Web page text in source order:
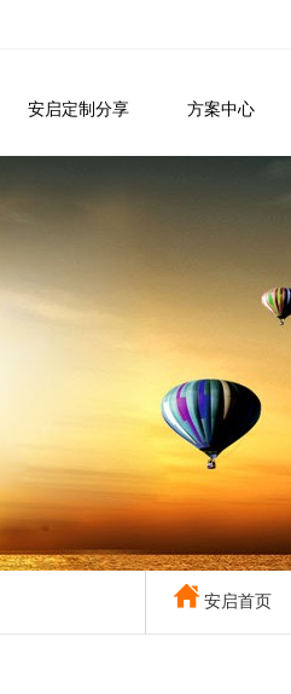
安启定制分享 方案中心
安启首页